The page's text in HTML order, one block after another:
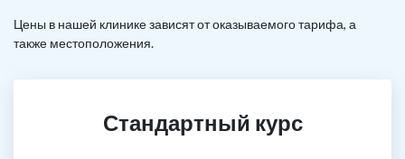
Цены в нашей клинике зависят от оказываемого тарифа, а
также местоположения.
Стандартный курс